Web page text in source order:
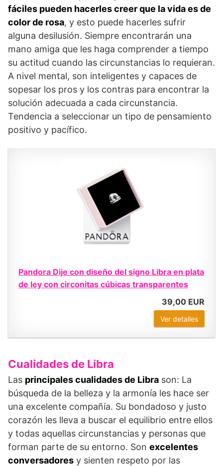
fáciles pueden hacerles creer que la vida es de
color de rosa, y esto puede hacerles sufrir
alguna desilusión. Siempre encontrarán una
mano amiga que les haga comprender a tiempo
su actitud cuando las circunstancias lo requieran.
A nivel mental, son inteligentes y capaces de
sopesar los pros y los contras para encontrar la
solución adecuada a cada circunstancia.
Tendencia a seleccionar un tipo de pensamiento
positivo y pacífico.
Pandora Dije con diseño del signo Libra en plata
de ley con circonitas cúbicas transparentes
39,00 EUR
Ver detalles
Cualidades de Libra
Las principales cualidades de Libra son: La
búsqueda de la belleza y la armonía les hace ser
una excelente compañía. Su bondadoso y justo
corazón les lleva a buscar el equilibrio entre ellos
y todas aquellas circunstancias y personas que
forman parte de su entorno. Son excelentes
conversadores y sienten respeto por las